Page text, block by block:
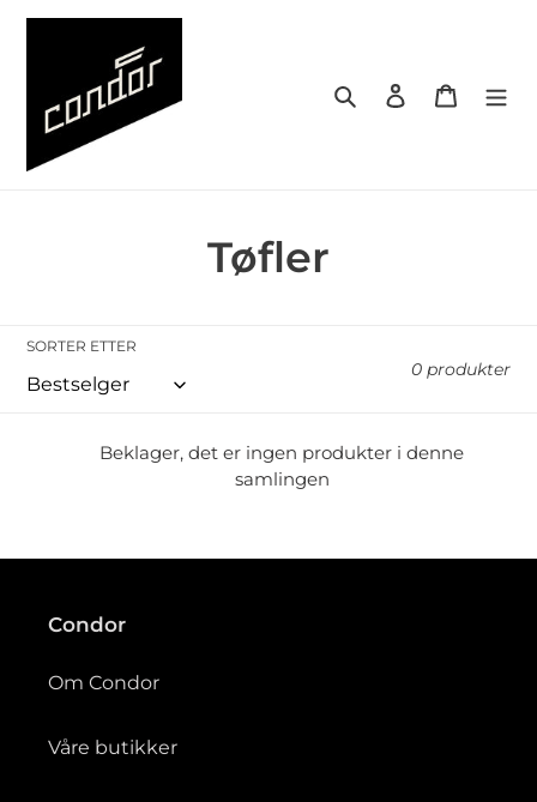
innholdet
Søk Logg på
S
i
g
Tøfler
SORTER ETTER
0 produkter
Beklager, det er ingen produkter i denne
samlingen
Condor
Om Condor
Våre butikker